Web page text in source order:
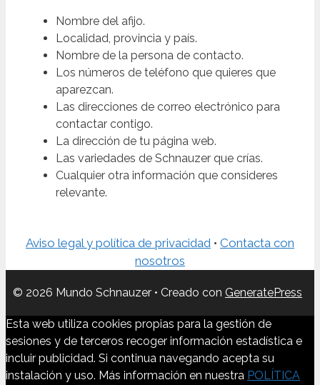
Nombre del afijo.
Localidad, provincia y país.
Nombre de la persona de contacto.
Los números de teléfono que quieres que
aparezcan.
Las direcciones de correo electrónico para
contactar contigo.
La dirección de tu página web.
Las variedades de Schnauzer que crías.
Cualquier otra información que consideres
relevante.
Aviso legal y política de privacidad • Contacta con
nosotros
© 2026 Mundo Schnauzer • Creado con GeneratePress
Esta web utiliza cookies propias para la gestión de
sesiones y de terceros recoger información estadística e
incluir publicidad. Si continua navegando acepta su
instalación y uso. Más información en nuestra POLÍTICA